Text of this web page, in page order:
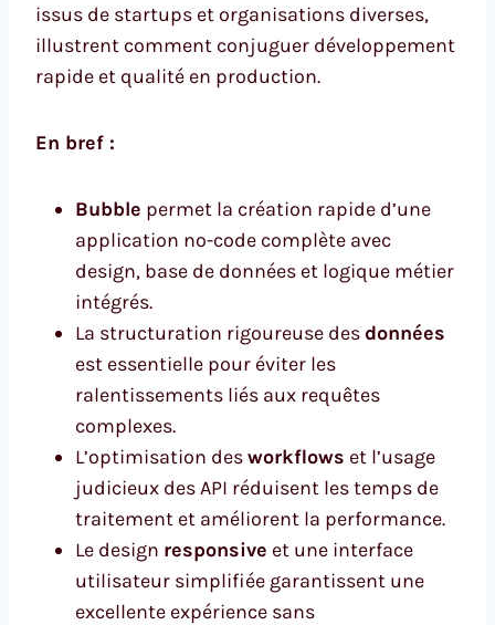
issus de startups et organisations diverses,
illustrent comment conjuguer développement
rapide et qualité en production.
En bref :
Bubble permet la création rapide d’une
application no-code complète avec
design, base de données et logique métier
intégrés.
La structuration rigoureuse des données
est essentielle pour éviter les
ralentissements liés aux requêtes
complexes.
L’optimisation desworkflows et l’usage
judicieux des API réduisent les temps de
traitement et améliorent la performance.
Le design responsive et une interface
utilisateur simplifiée garantissent une
excellente expérience sans